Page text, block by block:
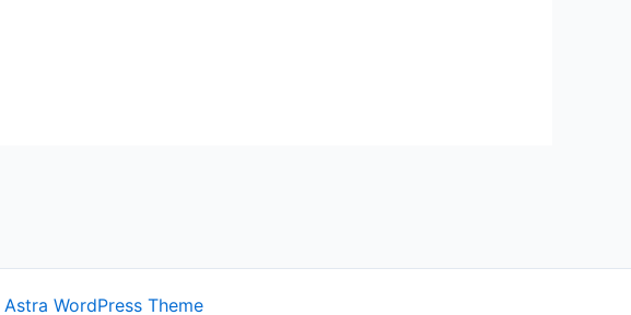
Astra WordPress Theme